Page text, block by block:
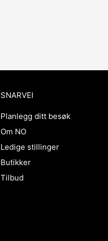
SNARVEI
Planlegg ditt besøk
Om NO
Ledige stillinger
Butikker
Tilbud